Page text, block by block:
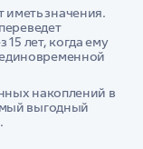
иметь значения.
лет, когда ему
накоплений в
выгодный